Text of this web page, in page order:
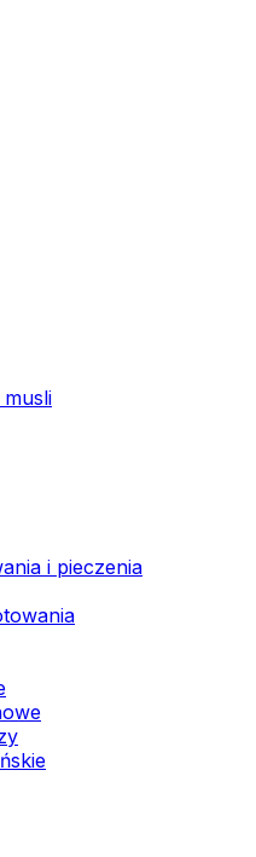
musli
i pieczenia